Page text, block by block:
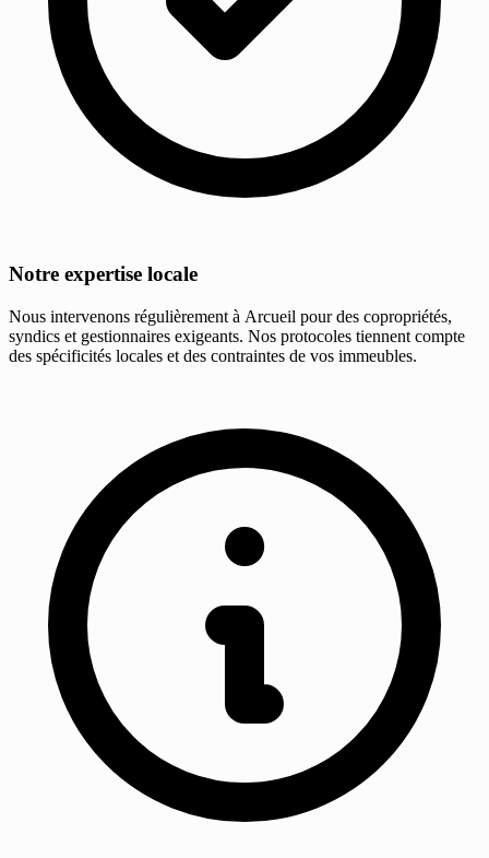
Notre expertise locale
Nous intervenons régulièrement à Arcueil pour des copropriétés,
syndics et gestionnaires exigeants. Nos protocoles tiennent compte
des spécificités locales et des contraintes de vos immeubles.